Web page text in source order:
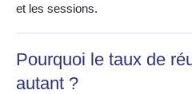
et les sessions.
Pourquoi le taux de
autant ?